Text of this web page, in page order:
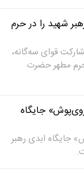
شهید را در حرم
قوای سه‌گانه،
مطهر حضرت
جایگاه
جایگاه ابدی رهبر